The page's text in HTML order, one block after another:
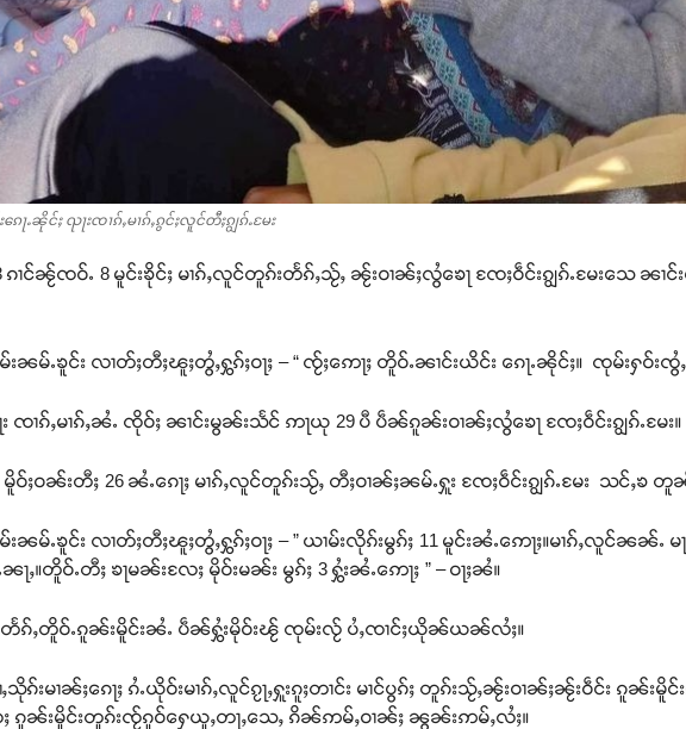
ေႃႉၼိုင်ႈ ၺႃးၸၢၵ်ႇမၢၵ်ႇၵွင်ႈလူင်တီႈၵျွၵ်ႉမႄး
ၵၢင်ၼႂ်ၸဝ်ႉ 8 မူင်းၶိုင်ႈ မၢၵ်ႇလူင်တူၵ်းတႅၵ်ႇသႂ်ႇ ၼႂ်းဝၢၼ်ႈလွႆၶေႃ ၸႄႈဝဵင်းၵျွၵ်ႉမႄးသေ ၼၢင်
ႉၶူင်း လၢတ်ႈတီႈၽူႈတွႆႇႁွၵ်ႈဝႃႈ – “ ၸႂ်ႈဢေႃႈ တိူဝ်ႉၼၢင်းယိင်း ၵေႃႉၼိုင်ႈ။ ၸုမ်းႁဝ်းၸွႆ
ၢၵ်ႇမၢၵ်ႇၼႆႉ ၸိုဝ်ႈ ၼၢင်းမွၼ်းသႅင် ဢႃယု 29 ပီ ပဵၼ်ၵူၼ်းဝၢၼ်ႈလွႆၶေႃ ၸႄႈဝဵင်းၵျွၵ်ႉမႄး။
ဝၼ်းတီႈ 26 ၼႆႉၵေႃႈ မၢၵ်ႇလူင်တူၵ်းသႂ်ႇ တီႈဝၢၼ်ႈၼမ်ႉႁူး ၸႄႈဝဵင်းၵျွၵ်ႉမႄး သင်ႇၶ တူ
ႉၶူင်း လၢတ်ႈတီႈၽူႈတွႆႇႁွၵ်ႈဝႃႈ – ” ယၢမ်းလိုၵ်းမွၵ်ႈ 11 မူင်းၼႆႉဢေႃႈ။မၢၵ်ႇလူင်ၼၼ်ႉ မ
ႇ။တိူဝ်ႉတီႈ ၶႃမၼ်းလႄႈ မိုဝ်းမၼ်း မွၵ်ႈ 3 ႁွႆးၼႆႉဢေႃႈ ” – ဝႃႈၼႆ။
ၵ်ႇတိူဝ်ႉၵူၼ်းမိူင်းၼႆႉ ပဵၼ်ႁွႆးမိုဝ်းၽႂ် ၸုမ်းလႂ် ပႆႇၸၢင်ႈယိုၼ်ယၼ်လႆႈ။
သိုၵ်းမၢၼ်ႈၵေႃႈ ၵႆႉယိုဝ်းမၢၵ်ႇလူင်ၵႂႃႇႁူးၵူႈတၢင်း မၢင်ပွၵ်ႈ တူၵ်းသႂ်ႇၼႂ်းဝၢၼ်ႈၼႂ်းဝဵင်း ၵူၼ်
ၵူၼ်းမိူင်းတူၵ်းၸႂ်ၵူဝ်ႁေယူႇတႃႇသေႇ ၵိၼ်ဢမ်ႇဝၢၼ်ႈ ၼွၼ်းဢမ်ႇလႆႈ။